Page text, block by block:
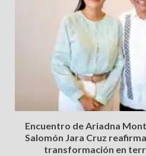
Encuentro de Ariadna
Salomón Jara Cruz
transformación en